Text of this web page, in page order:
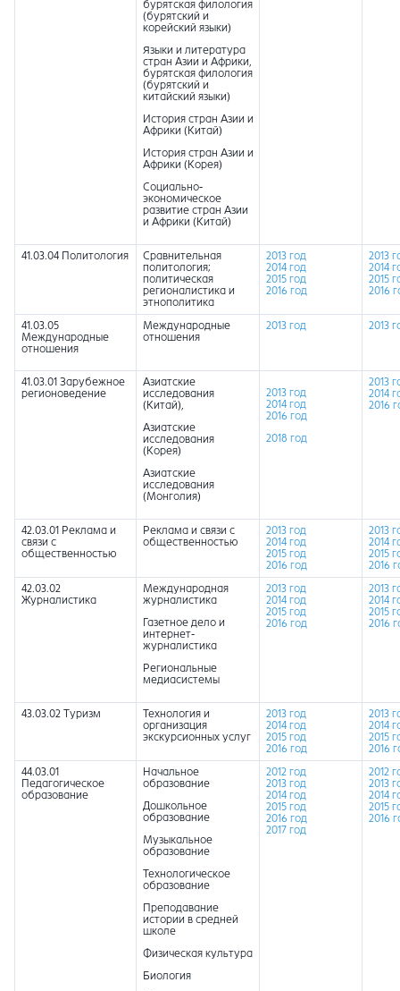
бурятская филология
(бурятский и
корейский языки)
Языки и литература
стран Азии и Африки,
бурятская филология
(бурятский и
китайский языки)
История стран Азии и
Африки (Китай)
История стран Азии и
Африки (Корея)
Социально-
экономическое
развитие стран Азии
и Африки (Китай)
41.03.04 Политология
Сравнительная
политология;
политическая
регионалистика и
этнополитика
2013 год
2014 год
2015 год
2016 год
2013
2014
2015
2016
41.03.05
Международные
отношения
Международные
отношения
2013 год 2013
41.03.01 Зарубежное
регионоведение
Азиатские
исследования
(Китай),
Азиатские
исследования
(Корея)
Азиатские
исследования
(Монголия)
2013 год
2014 год
2016 год
2018 год
2013
2014
2016
42.03.01 Реклама и
связи с
общественностью
Реклама и связи с
общественностью
2013 год
2014 год
2015 год
2016 год
2013
2014
2015
2016
42.03.02
Журналистика
Международная
журналистика
Газетное дело и
интернет-
журналистика
Региональные
медиасистемы
2013 год
2014 год
2015 год
2016 год
2013
2014
2015
2016
43.03.02 Туризм
Технология и
организация
экскурсионных услуг
2013 год
2014 год
2015 год
2016 год
2013
2014
2015
2016
44.03.01
Педагогическое
образование
Начальное
образование
Дошкольное
образование
Музыкальное
образование
Технологическое
образование
Преподавание
истории в средней
школе
Физическая культура
Биология
2012 год
2013 год
2014 год
2015 год
2016 год
2017 год
2012
2013
2014
2015
2016